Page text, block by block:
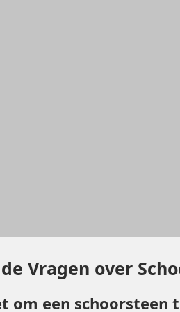
Vragen over
om een schoorsteen